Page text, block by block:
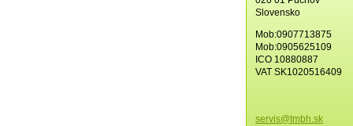
Slovensko
Mob:0907713875
Mob:0905625109
ICO 10880887
VAT SK1020516409
servis@tmbh.sk